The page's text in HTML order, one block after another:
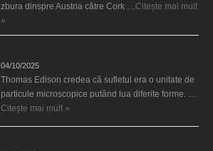
zbura dinspre Austria către Cork … Citește mai mult
»
04/10/2025
Thomas Edison credea că sufletul era o unitate de
particule microscopice putând lua diferite forme. …
Citește mai mult »